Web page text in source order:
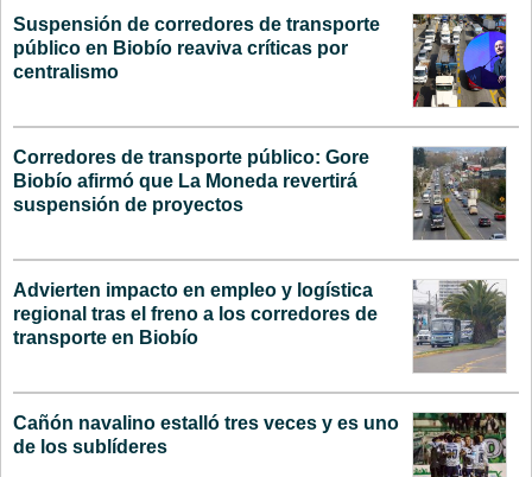
Suspensión de corredores de transporte
público en Biobío reaviva críticas por
centralismo
Corredores de transporte público: Gore
Biobío afirmó que La Moneda revertirá
suspensión de proyectos
Advierten impacto en empleo y logística
regional tras el freno a los corredores de
transporte en Biobío
Cañón navalino estalló tres veces y es uno
de los sublíderes